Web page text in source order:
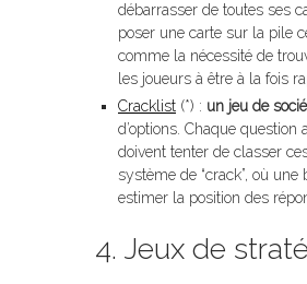
débarrasser de toutes ses
poser une carte sur la pile
comme la nécessité de
les joueurs à être à la fois
Cracklist (*) : un jeu de
d’options. Chaque
doivent tenter de classer
système de “crack”, où
estimer la position des
4. Jeux de